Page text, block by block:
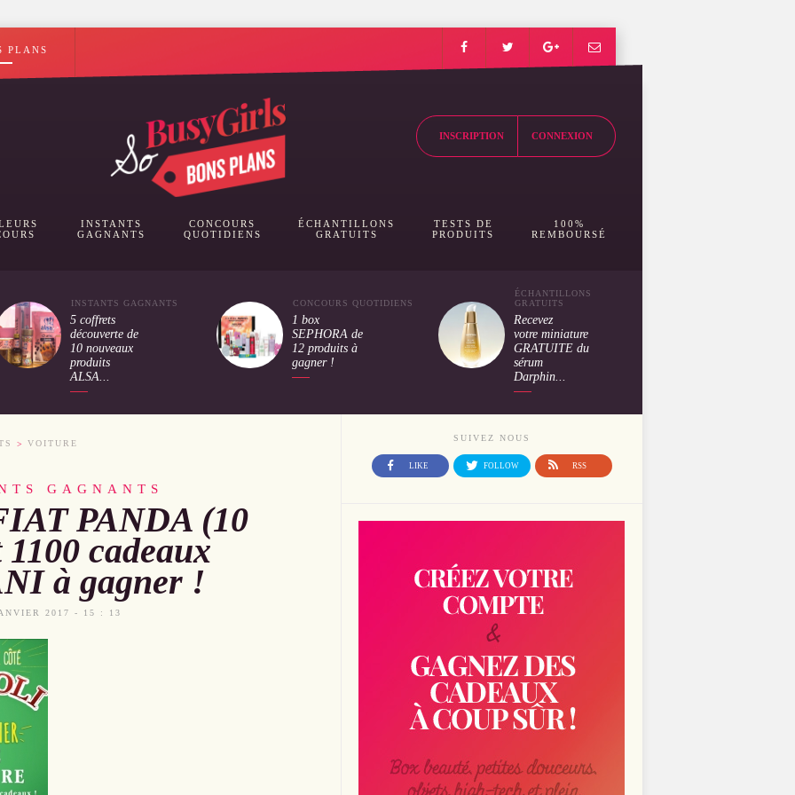
PLANS
INSTANTS
GAGNANTS
CONCOURS
QUOTIDIENS
ÉCHANTILLONS
GRATUITS
TESTS DE
PRODUITS
100%
REMBOURSÉ
INSCRIPTION CONNEXION
INSTANTS GAGNANTS
5 coffrets
découverte de
10 nouveaux
produits
ALSA...
CONCOURS QUOTIDIENS
1 box
SEPHORA de
12 produits à
gagner !
ÉCHANTILLONS
GRATUITS
Recevez
votre miniature
GRATUITE du
sérum
Darphin...
VOITURE
GAGNANTS
PANDA (10
1100 cadeaux
à gagner !
2017 - 15 : 13
SUIVEZ NOUS
LIKE FOLLOW RSS